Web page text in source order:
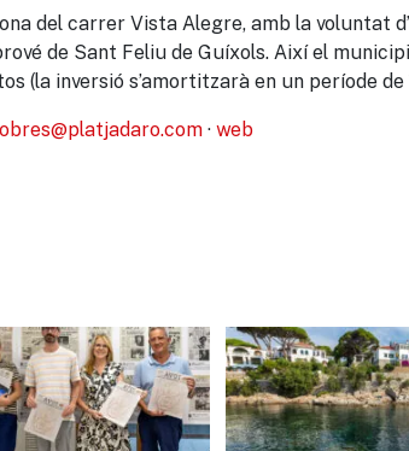
del carrer Vista Alegre, amb la voluntat
de Sant Feliu de Guíxols. Així el
(la inversió s’amortitzarà en un període de
obres@platjadaro.com · web